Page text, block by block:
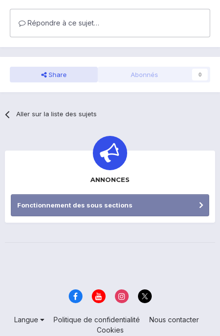
Répondre à ce sujet…
Share Abonnés 0
Aller sur la liste des sujets
ANNONCES
Fonctionnement des sous sections
Langue Politique de confidentialité
Nous contacter
Cookies